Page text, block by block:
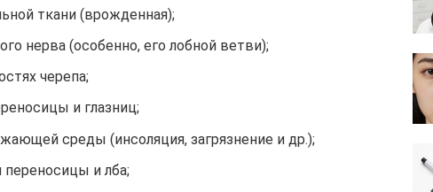
ткани (врожденная);
нерва (особенно, его лобной ветви);
черепа;
и глазниц;
среды (инсоляция, загрязнение и др.);
и лба;